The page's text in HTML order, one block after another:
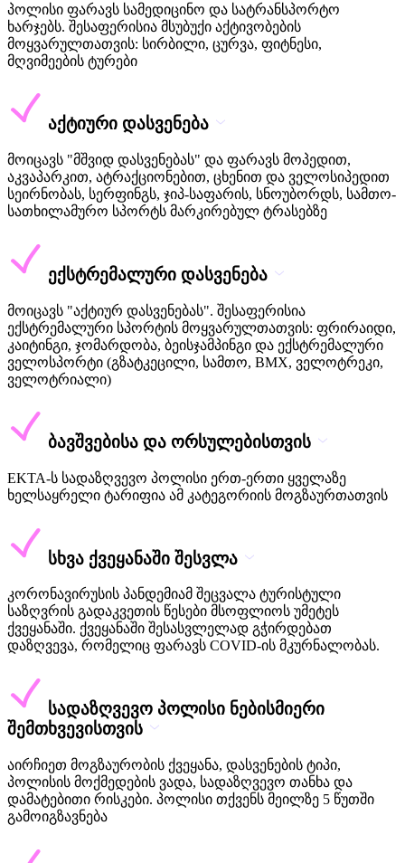
პოლისი ფარავს სამედიცინო და სატრანსპორტო
ხარჯებს. შესაფერისია მსუბუქი აქტივობების
მოყვარულთათვის: სირბილი, ცურვა, ფიტნესი,
მღვიმეების ტურები
აქტიური დასვენება
მოიცავს "მშვიდ დასვენებას" და ფარავს მოპედით,
აკვაპარკით, ატრაქციონებით, ცხენით და ველოსიპედით
სეირნობას, სერფინგს, ჯიპ-საფარის, სნოუბორდს, სამთო-
სათხილამურო სპორტს მარკირებულ ტრასებზე
ექსტრემალური დასვენება
მოიცავს "აქტიურ დასვენებას". შესაფერისია
ექსტრემალური სპორტის მოყვარულთათვის: ფრირაიდი,
კაიტინგი, ჯომარდობა, ბეისჯამპინგი და ექსტრემალური
ველოსპორტი (გზატკეცილი, სამთო, BMX, ველოტრეკი,
ველოტრიალი)
ბავშვებისა და ორსულებისთვის
EKTA-ს სადაზღვევო პოლისი ერთ-ერთი ყველაზე
ხელსაყრელი ტარიფია ამ კატეგორიის მოგზაურთათვის
სხვა ქვეყანაში შესვლა
კორონავირუსის პანდემიამ შეცვალა ტურისტული
საზღვრის გადაკვეთის წესები მსოფლიოს უმეტეს
ქვეყანაში. ქვეყანაში შესასვლელად გჭირდებათ
დაზღვევა, რომელიც ფარავს COVID-ის მკურნალობას.
სადაზღვევო პოლისი ნებისმიერი
შემთხვევისთვის
აირჩიეთ მოგზაურობის ქვეყანა, დასვენების ტიპი,
პოლისის მოქმედების ვადა, სადაზღვევო თანხა და
დამატებითი რისკები. პოლისი თქვენს მეილზე 5 წუთში
გამოიგზავნება